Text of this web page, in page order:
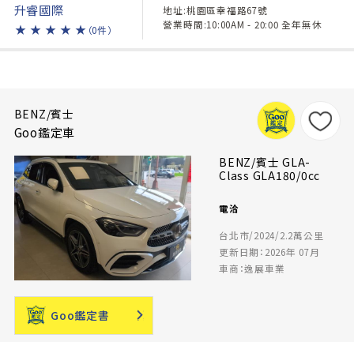
升睿國際
★ ★ ★ ★ ★ （0件）
地址:桃園區幸福路67號
營業時間:10:00AM - 20:00 全年無休
BENZ/賓士
Goo鑑定車
BENZ/賓士 GLA-
Class GLA180/0cc
電洽
台北市/2024/2.2萬公里
更新日期：2026年 07月
車商：逸展車業
Goo鑑定書